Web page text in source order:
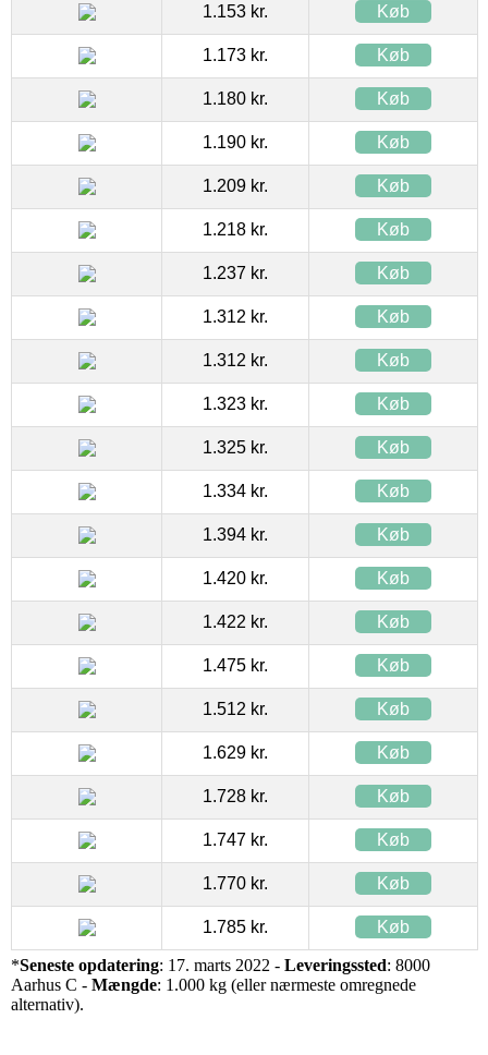
1.153 kr. Køb
1.173 kr. Køb
1.180 kr. Køb
1.190 kr. Køb
1.209 kr. Køb
1.218 kr. Køb
1.237 kr. Køb
1.312 kr. Køb
1.312 kr. Køb
1.323 kr. Køb
1.325 kr. Køb
1.334 kr. Køb
1.394 kr. Køb
1.420 kr. Køb
1.422 kr. Køb
1.475 kr. Køb
1.512 kr. Køb
1.629 kr. Køb
1.728 kr. Køb
1.747 kr. Køb
1.770 kr. Køb
1.785 kr. Køb
*Seneste opdatering: 17. marts 2022 - Leveringssted: 8000
Aarhus C - Mængde: 1.000 kg (eller nærmeste omregnede
alternativ).